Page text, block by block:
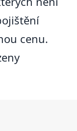
cenu.